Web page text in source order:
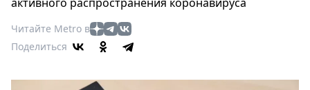
Афиша
Книги
Выставки
релизы
Читайте Metro в
Поделиться